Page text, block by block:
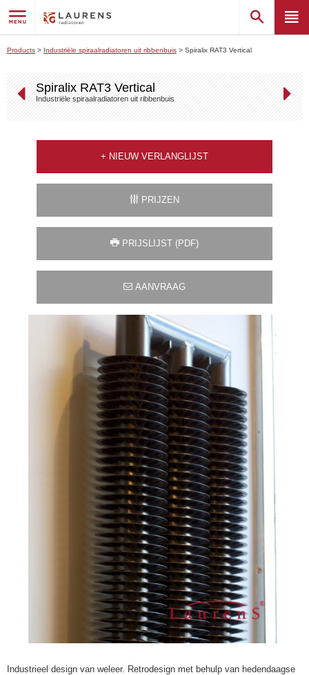
Products > Industriële spiraalradiatoren uit ribbenbuis > Spiralix RAT3 Vertical
Spiralix RAT3 Vertical
Industriële spiraalradiatoren uit ribbenbuis
+ NIEUW VERLANGLIJST
PRIJZEN
PRIJSLIJST (PDF)
AANVRAAG
Industrieel design van weleer. Retrodesign met behulp van hedendaagse